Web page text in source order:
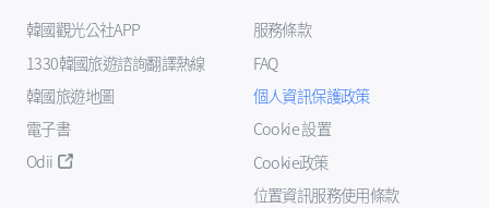
韓國觀光公社APP
1330韓國旅遊諮詢翻譯熱線
韓國旅遊地圖
電子書
Odii
服務條款
FAQ
個人資訊保護政策
Cookie 設置
Cookie政策
位置資訊服務使用條款